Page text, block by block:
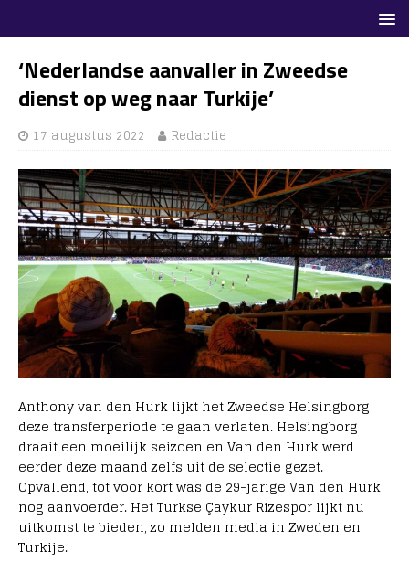
‘Nederlandse aanvaller in Zweedse
dienst op weg naar Turkije’
17 augustus 2022 Redactie
Anthony van den Hurk lijkt het Zweedse Helsingborg
deze transferperiode te gaan verlaten. Helsingborg
draait een moeilijk seizoen en Van den Hurk werd
eerder deze maand zelfs uit de selectie gezet.
Opvallend, tot voor kort was de 29-jarige Van den Hurk
nog aanvoerder. Het Turkse Çaykur Rizespor lijkt nu
uitkomst te bieden, zo melden media in Zweden en
Turkije.